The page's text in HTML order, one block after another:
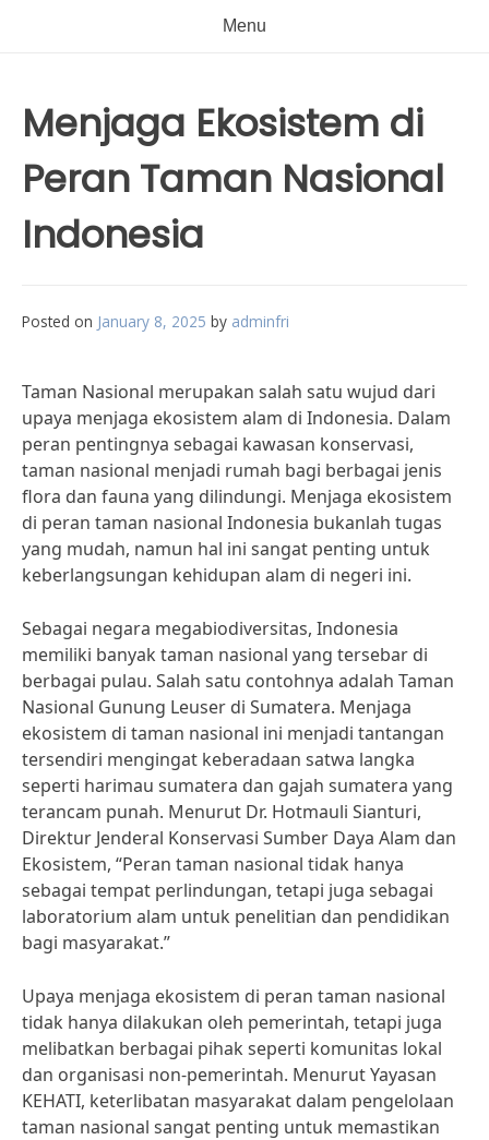
Menu
Menjaga Ekosistem di
Peran Taman Nasional
Indonesia
Posted on January 8, 2025 by adminfri
Taman Nasional merupakan salah satu wujud dari
upaya menjaga ekosistem alam di Indonesia. Dalam
peran pentingnya sebagai kawasan konservasi,
taman nasional menjadi rumah bagi berbagai jenis
flora dan fauna yang dilindungi. Menjaga ekosistem
di peran taman nasional Indonesia bukanlah tugas
yang mudah, namun hal ini sangat penting untuk
keberlangsungan kehidupan alam di negeri ini.
Sebagai negara megabiodiversitas, Indonesia
memiliki banyak taman nasional yang tersebar di
berbagai pulau. Salah satu contohnya adalah Taman
Nasional Gunung Leuser di Sumatera. Menjaga
ekosistem di taman nasional ini menjadi tantangan
tersendiri mengingat keberadaan satwa langka
seperti harimau sumatera dan gajah sumatera yang
terancam punah. Menurut Dr. Hotmauli Sianturi,
Direktur Jenderal Konservasi Sumber Daya Alam dan
Ekosistem, “Peran taman nasional tidak hanya
sebagai tempat perlindungan, tetapi juga sebagai
laboratorium alam untuk penelitian dan pendidikan
bagi masyarakat.”
Upaya menjaga ekosistem di peran taman nasional
tidak hanya dilakukan oleh pemerintah, tetapi juga
melibatkan berbagai pihak seperti komunitas lokal
dan organisasi non-pemerintah. Menurut Yayasan
KEHATI, keterlibatan masyarakat dalam pengelolaan
taman nasional sangat penting untuk memastikan